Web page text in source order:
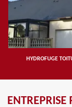
HYDROFUGE
ENTREPRISE